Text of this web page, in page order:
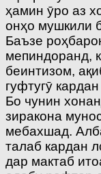
ҳамин ӯро аз
онҳо мушкили
Баъзе
мепиндоранд,
беинтизом,
гуфтугӯ
Бо чунин
зиракона
мебахшад.
талаб кардан
дар мактаб